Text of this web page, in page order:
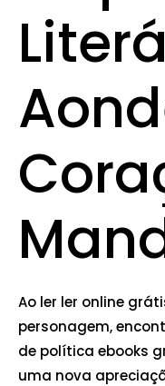
Ao ler ler online
personagem,
de política ebooks
uma nova